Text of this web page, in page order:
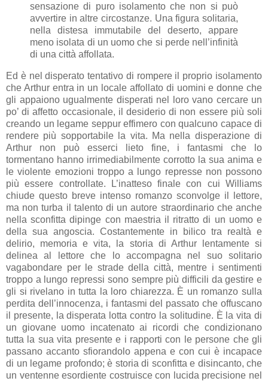
sensazione di puro isolamento che non si può
avvertire in altre circostanze. Una figura solitaria,
nella distesa immutabile del deserto, appare
meno isolata di un uomo che si perde nell’infinità
di una città affollata.
Ed è nel disperato tentativo di rompere il proprio isolamento
che Arthur entra in un locale affollato di uomini e donne che
gli appaiono ugualmente disperati nel loro vano cercare un
po’ di affetto occasionale, il desiderio di non essere più soli
creando un legame seppur effimero con qualcuno capace di
rendere più sopportabile la vita. Ma nella disperazione di
Arthur non può esserci lieto fine, i fantasmi che lo
tormentano hanno irrimediabilmente corrotto la sua anima e
le violente emozioni troppo a lungo represse non possono
più essere controllate. L’inatteso finale con cui Williams
chiude questo breve intenso romanzo sconvolge il lettore,
ma non turba il talento di un autore straordinario che anche
nella sconfitta dipinge con maestria il ritratto di un uomo e
della sua angoscia. Costantemente in bilico tra realtà e
delirio, memoria e vita, la storia di Arthur lentamente si
delinea al lettore che lo accompagna nel suo solitario
vagabondare per le strade della città, mentre i sentimenti
troppo a lungo repressi sono sempre più difficili da gestire e
gli si rivelano in tutta la loro chiarezza. È un romanzo sulla
perdita dell’innocenza, i fantasmi del passato che offuscano
il presente, la disperata lotta contro la solitudine. È la vita di
un giovane uomo incatenato ai ricordi che condizionano
tutta la sua vita presente e i rapporti con le persone che gli
passano accanto sfiorandolo appena e con cui è incapace
di un legame profondo; è storia di sconfitta e disincanto, che
un ventenne esordiente costruisce con lucida precisione nel